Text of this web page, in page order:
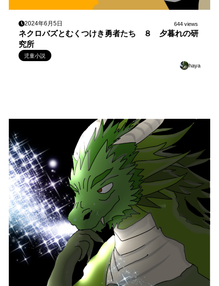
2024年6月5日 644 views
ネクロバズとむくつけき勇者たち ８ 夕暮れの研
究所
児童小説
haya